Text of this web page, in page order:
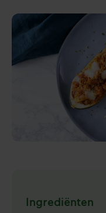
Ingrediënten